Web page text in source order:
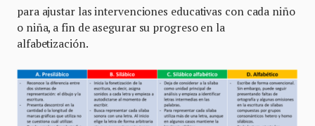
para ajustar las intervenciones educativas con cada niño
o niña, a fin de asegurar su progreso en la
alfabetización.